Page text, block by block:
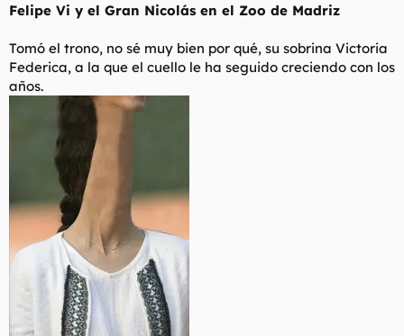
Felipe Vi y el Gran Nicolás en el Zoo de Madriz
Tomó el trono, no sé muy bien por qué, su sobrina Victoria
Federica, a la que el cuello le ha seguido creciendo con los
años.